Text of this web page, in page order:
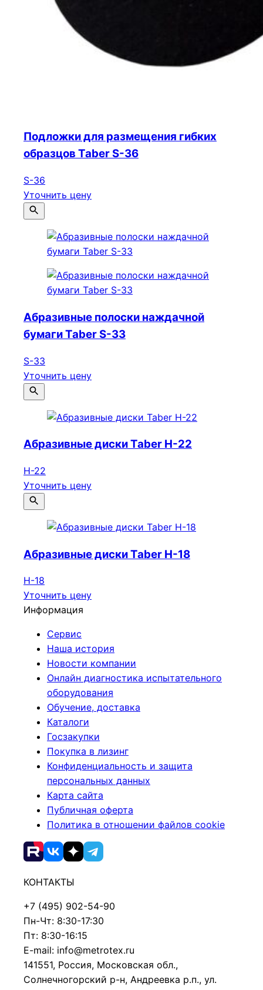
Подложки для размещения гибких
образцов Taber S-36
S-36
Уточнить цену
Абразивные полоски наждачной
бумаги Taber S-33
S-33
Уточнить цену
Абразивные диски Taber Н-22
Н-22
Уточнить цену
Абразивные диски Taber Н-18
Н-18
Уточнить цену
Информация
Сервис
Наша история
Новости компании
Онлайн диагностика испытательного
оборудования
Обучение, доставка
Каталоги
Госзакупки
Покупка в лизинг
Конфиденциальность и защита
персональных данных
Карта сайта
Публичная оферта
Политика в отношении файлов cookie
КОНТАКТЫ
+7 (495) 902-54-90
Пн-Чт: 8:30-17:30
Пт: 8:30-16:15
E-mail: info@metrotex.ru
141551, Россия, Московская обл.,
Солнечногорский р-н, Андреевка р.п., ул.